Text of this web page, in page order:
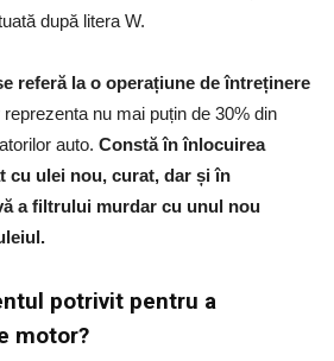
după litera W.
referă la o operațiune de întreținere
nu mai puțin de 30% din
auto. Constă în înlocuirea
cu ulei nou, curat, dar și în
a filtrului murdar cu unul nou
potrivit pentru a
motor?